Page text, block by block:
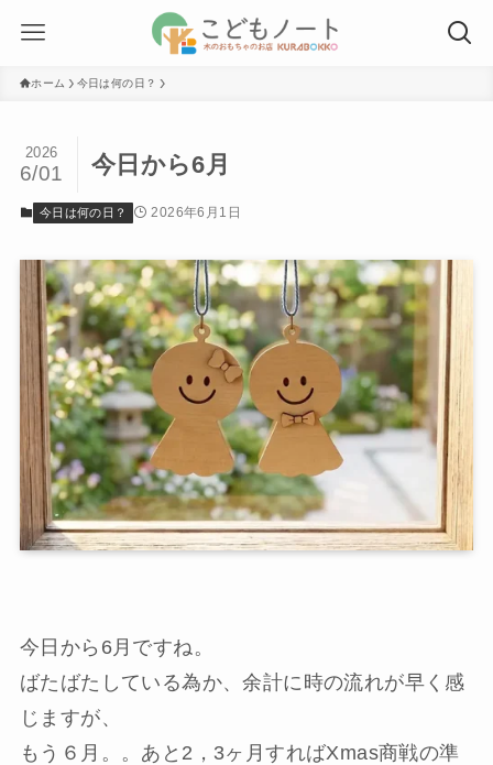
ホーム 今日は何の日？
今日から6月
2026
6/01
今日は何の日？ 2026年6月1日
今日から6月ですね。
ばたばたしている為か、余計に時の流れが早く感
じますが、
もう６月。。あと2，3ヶ月すればXmas商戦の準